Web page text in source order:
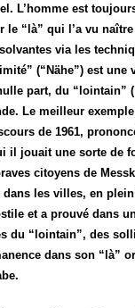
L’homme est
“là” qui l’a vu
via les
(“Nähe”) est une
part, du “lointain”
Le meilleur
de 1961,
il jouait une sorte de
citoyens de
les villes, en
et a prouvé dans
du “lointain”, des
dans son “là”